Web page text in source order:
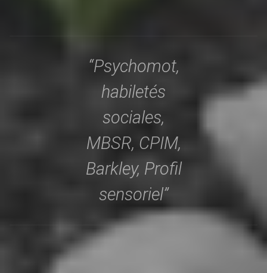
“Psychomot,
habiletés
sociales,
MBSR, CPIM,
Barkley, Profil
sensoriel”